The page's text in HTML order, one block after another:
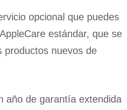
opcional que puedes
estándar, que se
productos nuevos de
año de garantía extendida